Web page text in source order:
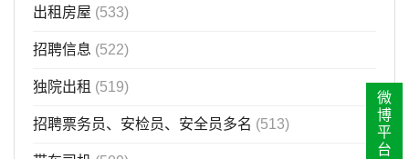
出租房屋 (533)
招聘信息 (522)
独院出租 (519)
招聘票务员、安检员、安全员多名 (513)
微
博
平
台